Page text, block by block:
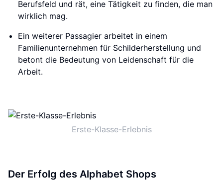
Berufsfeld und rät, eine Tätigkeit zu finden, die man
wirklich mag.
Ein weiterer Passagier arbeitet in einem
Familienunternehmen für Schilderherstellung und
betont die Bedeutung von Leidenschaft für die
Arbeit.
Erste-Klasse-Erlebnis
Der Erfolg des Alphabet Shops